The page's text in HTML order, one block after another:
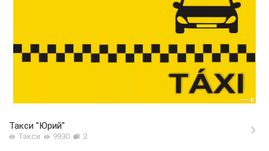
Такси "Юрий"
Такси 9930 2